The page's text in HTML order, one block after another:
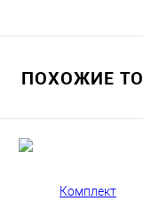
ПОХОЖИЕ